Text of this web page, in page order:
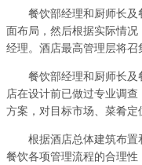
餐饮部经理和厨师长及
面布局，然后根据实际情
经理。酒店最高管理层将
餐饮部经理和厨师长及餐
店在设计前已做过专业调
方案，对目标市场、菜肴
根据酒店总体建筑布置和
餐饮各项管理流程的合理